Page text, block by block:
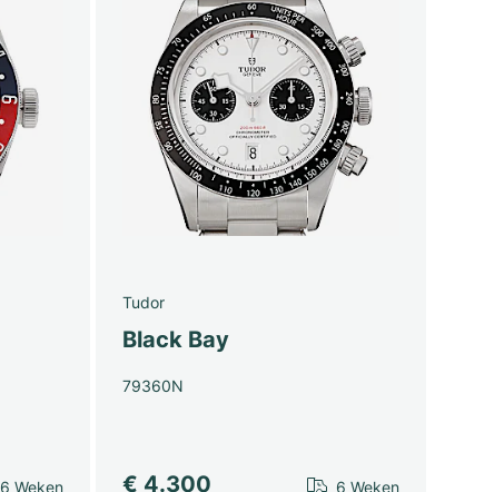
6 Weken
Tudor
Black Bay
79360N
€ 4.300 6 Weken